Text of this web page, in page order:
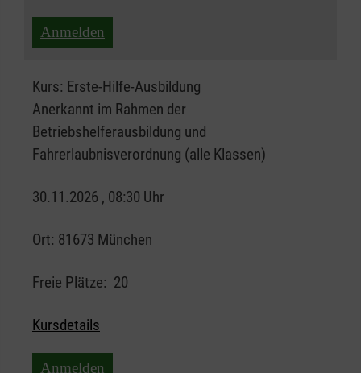
Anmelden
Kurs: Erste-Hilfe-Ausbildung
Anerkannt im Rahmen der
Betriebshelferausbildung und
Fahrerlaubnisverordnung (alle Klassen)
30.11.2026 , 08:30 Uhr
Ort: 81673 München
Freie Plätze: 20
Kursdetails
Anmelden